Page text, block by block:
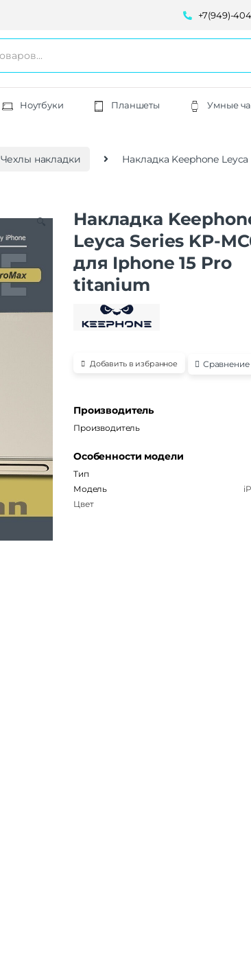
+7(949)-
Ноутбуки Планшеты Умные
Чехлы накладки Накладка Keephone
🔍
Накладка
Leyca Series KP-
для Iphone 15 Pro
titanium
Добавить в избранное Сравнение
Производитель
Производитель
Особенности модели
Тип
Модель
Цвет